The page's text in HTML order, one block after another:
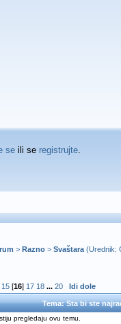
seili se registrujte.
> Razno> Svaštara(Urednik:
15[16] 17 18 ... 20 Idi dole
Tema: Sta bi ste
pregledaju ovu temu.